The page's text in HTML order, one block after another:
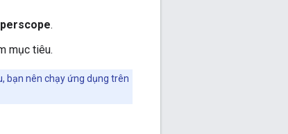
.
mục tiêu.
bạn nên chạy ứng dụng trên